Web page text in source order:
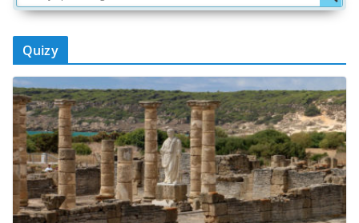
Quizy